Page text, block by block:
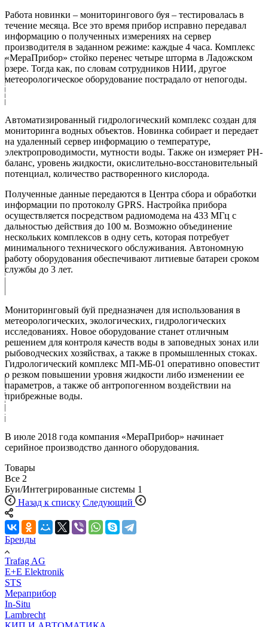
Работа новинки – мониторингового буя – тестировалась в
течение месяца. Все это время прибор исправно передавал
информацию о полученных измерениях на сервер
производителя в заданном режиме: каждые 4 часа. Комплекс
«МераПрибор» стойко перенес четыре шторма в Ладожском
озере. Тогда как, по словам сотрудников НИИ, другое
метеорологическое оборудование пострадало от непогоды.
водоеме -
МП-МБ-01
Автоматизированный гидрологический комплекс создан для
мониторинга водных объектов. Новинка собирает и передает
на удаленный сервер информацию о температуре,
электропроводимости, мутности воды. Также он измеряет РН-
баланс, уровень жидкости, окислительно-восстановительный
потенциал, количество растворенного кислорода.
Полученные данные передаются в Центра сбора и обработки
информации по протоколу GPRS. Настройка прибора
осуществляется посредством радиомодема на 433 МГц с
дальностью действия до 100 м. Возможно объединение
нескольких комплексов в одну сеть, которая потребует
минимального технического обслуживания. Автономную
работу оборудования обеспечивают литиевые батареи сроком
службы до 3 лет.
стоки? Буй знает
...
Мониторинговый буй предназначен для использования в
метеорологических, экологических, гидрологических
исследованиях. Новое оборудование станет отличным
решением для контроля качеств воды в заповедных зонах или
рыбоводческих хозяйствах, а также в промышленных стоках.
Гидрологический комплекс МП-МБ-01 оперативно оповестит
о резком повышении уровня жидкости либо изменении ее
параметров, а также об антропогенном воздействии на
прибрежные воды.
гидрологический
-
любых акваторий!
В июле 2018 года компания «МераПрибор» начинает
серийное производство данного оборудования.
Товары
Все 2
Буи/Интегрированные системы 1
Назад к списку Следующий
Бренды
Trafag AG
E+E Elektronik
STS
Мераприбор
In-Situ
Lambrecht